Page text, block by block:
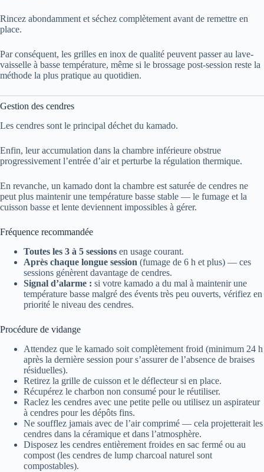
Rincez abondamment et séchez complètement avant de remettre en
place.
Par conséquent, les grilles en inox de qualité peuvent passer au lave-
vaisselle à basse température, même si le brossage post-session reste la
méthode la plus pratique au quotidien.
Gestion des cendres
Les cendres sont le principal déchet du kamado.
Enfin, leur accumulation dans la chambre inférieure obstrue
progressivement l’entrée d’air et perturbe la régulation thermique.
En revanche, un kamado dont la chambre est saturée de cendres ne
peut plus maintenir une température basse stable — le fumage et la
cuisson basse et lente deviennent impossibles à gérer.
Fréquence recommandée
Toutes les 3 à 5 sessions en usage courant.
Après chaque longue session (fumage de 6 h et plus) — ces
sessions génèrent davantage de cendres.
Signal d’alarme : si votre kamado a du mal à maintenir une
température basse malgré des évents très peu ouverts, vérifiez en
priorité le niveau des cendres.
Procédure de vidange
Attendez que le kamado soit complètement froid (minimum 24 h
après la dernière session pour s’assurer de l’absence de braises
résiduelles).
Retirez la grille de cuisson et le déflecteur si en place.
Récupérez le charbon non consumé pour le réutiliser.
Raclez les cendres avec une petite pelle ou utilisez un aspirateur
à cendres pour les dépôts fins.
Ne soufflez jamais avec de l’air comprimé — cela projetterait les
cendres dans la céramique et dans l’atmosphère.
Disposez les cendres entièrement froides en sac fermé ou au
compost (les cendres de lump charcoal naturel sont
compostables).